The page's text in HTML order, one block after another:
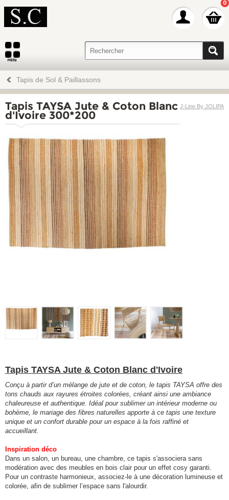
0
Tapis de Sol & Paillassons
J-Line By JOLIPA
Tapis TAYSA Jute & Coton Blanc
d'Ivoire 300*200
Tapis TAYSA Jute & Coton Blanc d'Ivoire
Conçu à partir d’un mélange de jute et de coton, le tapis TAYSA offre des
tons chauds aux rayures étroites colorées, créant ainsi une ambiance
chaleureuse et authentique. Idéal pour sublimer un intérieur moderne ou
bohème, le mariage des fibres naturelles apporte à ce tapis une texture
unique et un confort durable pour un espace à la fois raffiné et
accueillant.
Inspiration déco
Dans un salon, un bureau, une chambre, ce tapis s'associera sans
modération avec des meubles en bois clair pour un effet cosy garanti.
Pour un contraste harmonieux, associez-le à une décoration lumineuse et
colorée, afin de sublimer l’espace sans l'alourdir.